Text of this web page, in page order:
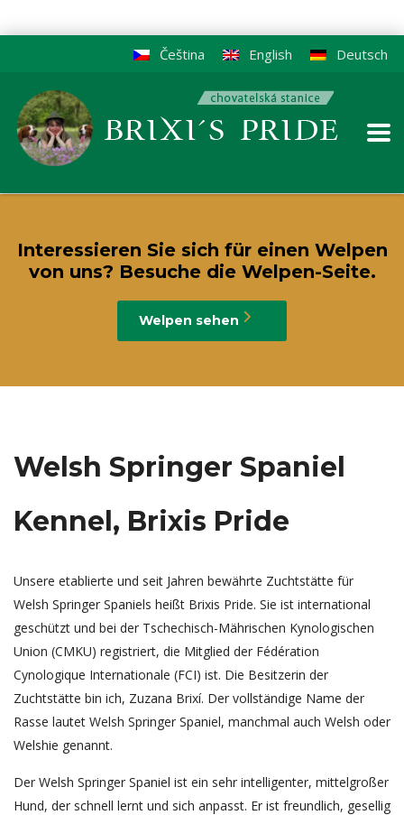
Deutsch
English
Čeština
Interessieren Sie sich für einen Welpen
von uns? Besuche die Welpen-Seite.
Welpen sehen
Welsh Springer Spaniel
Kennel, Brixis Pride
Unsere etablierte und seit Jahren bewährte Zuchtstätte für
Welsh Springer Spaniels heißt Brixis Pride. Sie ist international
geschützt und bei der Tschechisch-Mährischen Kynologischen
Union (CMKU) registriert, die Mitglied der Fédération
Cynologique Internationale (FCI) ist. Die Besitzerin der
Zuchtstätte bin ich, Zuzana Brixí. Der vollständige Name der
Rasse lautet Welsh Springer Spaniel, manchmal auch Welsh oder
Welshie genannt.
Der Welsh Springer Spaniel ist ein sehr intelligenter, mittelgroßer
Hund, der schnell lernt und sich anpasst. Er ist freundlich, gesellig